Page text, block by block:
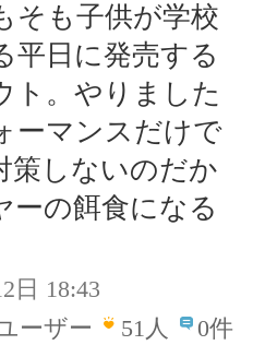
そも子供が学校
平日に発売する
ト。やりました
ーマンスだけで
策しないのだか
ーの餌食になる
日 18:43
ーザー
51人 0件